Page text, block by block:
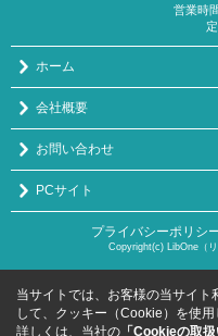
営業時
ホーム
会社概要
お問い合わせ
PCサイト
プライバシーポリシ
Copyright(c) LibOne（
当サイトでは、お客様の当サイト
して、クッキー（Cookie）を使用
詳しくは、当社の 「Cookieの取